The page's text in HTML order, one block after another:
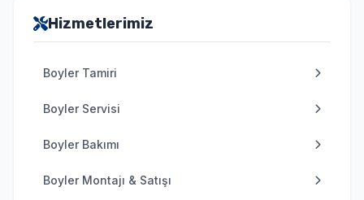
Hizmetlerimiz
Boyler Tamiri
Boyler Servisi
Boyler Bakımı
Boyler Montajı & Satışı